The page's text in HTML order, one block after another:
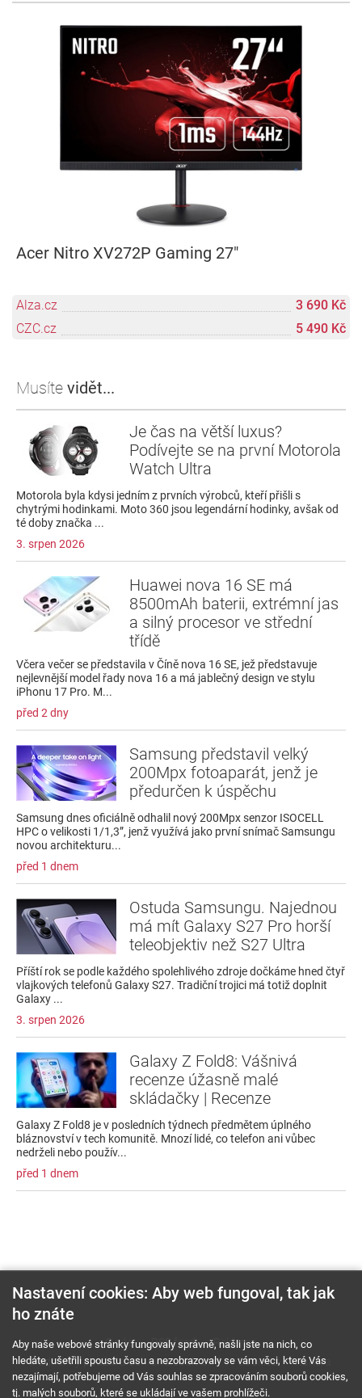
Acer Nitro XV272P Gaming 27"
Alza.cz
3 690 Kč
CZC.cz
5 490 Kč
Musíte vidět...
Je čas na větší luxus?
Podívejte se na první Motorola
Watch Ultra
Motorola byla kdysi jedním z prvních výrobců, kteří přišli s
chytrými hodinkami. Moto 360 jsou legendární hodinky, avšak od
té doby značka ...
3. srpen 2026
Huawei nova 16 SE má
8500mAh baterii, extrémní jas
a silný procesor ve střední
třídě
Včera večer se představila v Číně nova 16 SE, jež představuje
nejlevnější model řady nova 16 a má jablečný design ve stylu
iPhonu 17 Pro. M...
před 2 dny
Samsung představil velký
200Mpx fotoaparát, jenž je
předurčen k úspěchu
Samsung dnes oficiálně odhalil nový 200Mpx senzor ISOCELL
HPC o velikosti 1/1,3”, jenž využívá jako první snímač Samsungu
novou architekturu...
před 1 dnem
Ostuda Samsungu. Najednou
má mít Galaxy S27 Pro horší
teleobjektiv než S27 Ultra
Příští rok se podle každého spolehlivého zdroje dočkáme hned čtyř
vlajkových telefonů Galaxy S27. Tradiční trojici má totiž doplnit
Galaxy ...
3. srpen 2026
Galaxy Z Fold8: Vášnivá
recenze úžasně malé
skládačky | Recenze
Galaxy Z Fold8 je v posledních týdnech předmětem úplného
bláznovství v tech komunitě. Mnozí lidé, co telefon ani vůbec
nedrželi nebo použív...
před 1 dnem
O nás RSS feed
Reklama
Podmínky použití a ochrana soukromí
Cookies Kariéra
Nastavení cookies: Aby web fungoval, tak jak
ho znáte
Aby naše webové stránky fungovaly správně, našli jste na nich, co
hledáte, ušetřili spoustu času a nezobrazovaly se vám věci, které Vás
nezajímají, potřebujeme od Vás souhlas se zpracováním souborů cookies,
tj. malých souborů, které se ukládají ve vašem prohlížeči.